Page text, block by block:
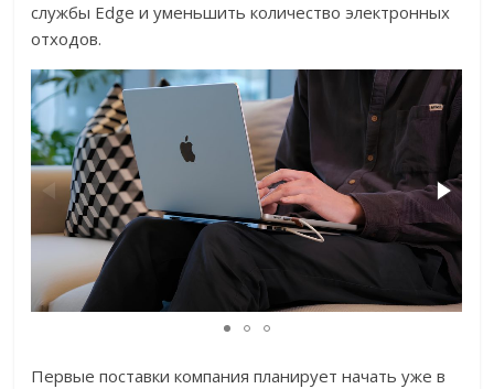
службы Edge и уменьшить количество электронных
отходов.
Первые поставки компания планирует начать уже в